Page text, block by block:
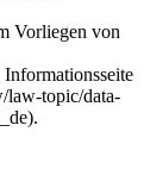
Vorliegen von
law-topic/data-